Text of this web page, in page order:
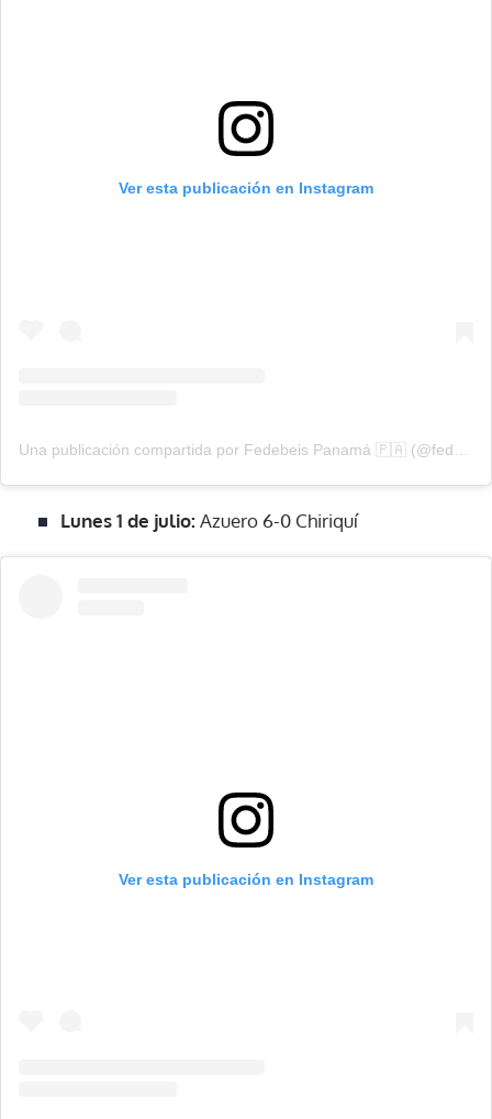
Ver esta publicación en Instagram
Una publicación compartida por Fedebeis Panamá 🇵🇦 (@fedebeisoficial)
Lunes 1 de julio: Azuero 6-0 Chiriquí
Ver esta publicación en Instagram